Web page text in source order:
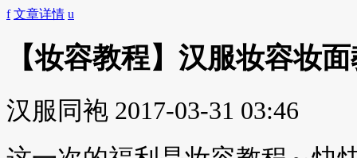
f 文章详情 u
【妆容教程】汉服妆容妆
汉服同袍 2017-03-31 03:46